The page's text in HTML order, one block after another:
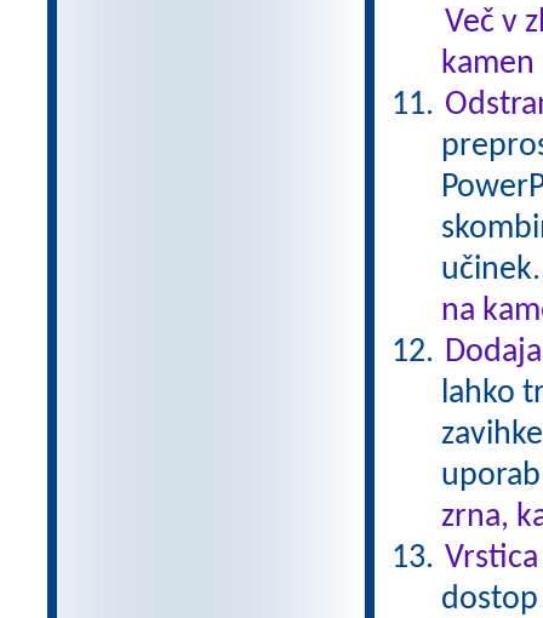
Več v
kamen
na
lahko
zrna,